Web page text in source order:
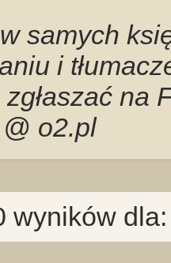
samych
i
na
o2.pl
wyników